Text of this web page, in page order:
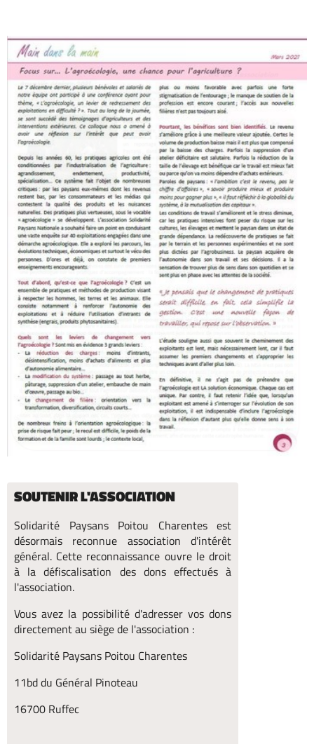
SOUTENIR L'ASSOCIATION
Solidarité Paysans Poitou Charentes est
désormais reconnue association d'intérêt
général. Cette reconnaissance ouvre le droit
à la défiscalisation des dons effectués à
l'association.
Vous avez la possibilité d'adresser vos dons
directement au siège de l'association :
Solidarité Paysans Poitou Charentes
11bd du Général Pinoteau
16700 Ruffec